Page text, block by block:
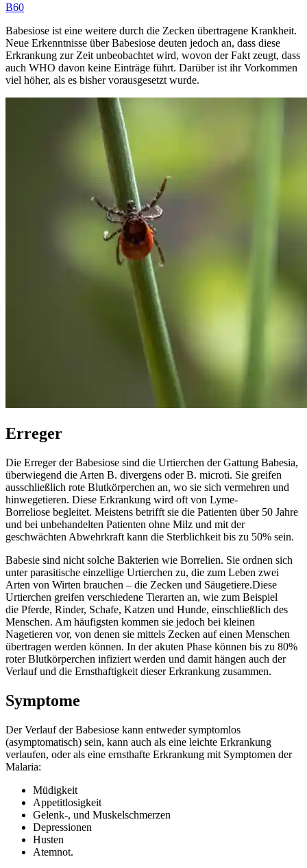
B60
Babesiose ist eine weitere durch die Zecken übertragene Krankheit.
Neue Erkenntnisse über Babesiose deuten jedoch an, dass diese
Erkrankung zur Zeit unbeobachtet wird, wovon der Fakt zeugt, dass
auch WHO davon keine Einträge führt. Darüber ist ihr Vorkommen
viel höher, als es bisher vorausgesetzt wurde.
Erreger
Die Erreger der Babesiose sind die Urtierchen der Gattung Babesia,
überwiegend die Arten B. divergens oder B. microti. Sie greifen
ausschließlich rote Blutkörperchen an, wo sie sich vermehren und
hinwegetieren. Diese Erkrankung wird oft von Lyme-
Borreliose begleitet. Meistens betrifft sie die Patienten über 50 Jahre
und bei unbehandelten Patienten ohne Milz und mit der
geschwächten Abwehrkraft kann die Sterblichkeit bis zu 50% sein.
Babesie sind nicht solche Bakterien wie Borrelien. Sie ordnen sich
unter parasitische einzellige Urtierchen zu, die zum Leben zwei
Arten von Wirten brauchen – die Zecken und Säugetiere.Diese
Urtierchen greifen verschiedene Tierarten an, wie zum Beispiel
die Pferde, Rinder, Schafe, Katzen und Hunde, einschließlich des
Menschen. Am häufigsten kommen sie jedoch bei kleinen
Nagetieren vor, von denen sie mittels Zecken auf einen Menschen
übertragen werden können. In der akuten Phase können bis zu 80%
roter Blutkörperchen infiziert werden und damit hängen auch der
Verlauf und die Ernsthaftigkeit dieser Erkrankung zusammen.
Symptome
Der Verlauf der Babesiose kann entweder symptomlos
(asymptomatisch) sein, kann auch als eine leichte Erkrankung
verlaufen, oder als eine ernsthafte Erkrankung mit Symptomen der
Malaria:
Müdigkeit
Appetitlosigkeit
Gelenk-, und Muskelschmerzen
Depressionen
Husten
Atemnot.